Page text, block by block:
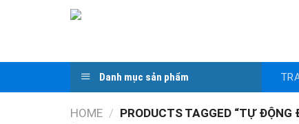
Danh mục sản phẩm
HOME / PRODUCTS TAGGED “TỰ ĐỘNG